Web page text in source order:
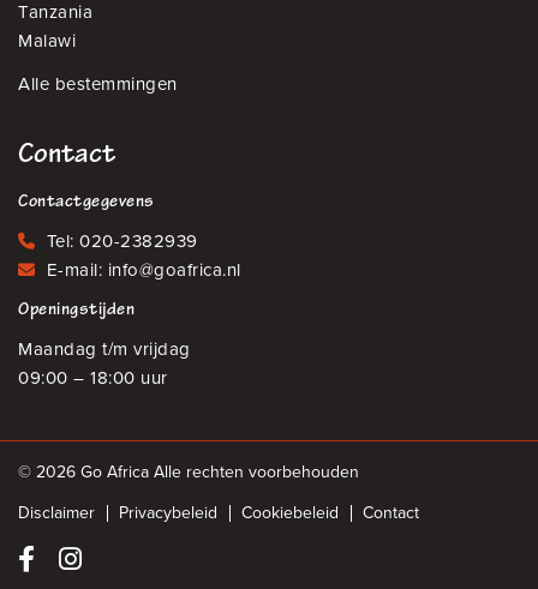
Tanzania
Malawi
Alle bestemmingen
Contact
Contactgegevens
Tel: 020-2382939
E-mail: info@goafrica.nl
Openingstijden
Maandag t/m vrijdag
09:00 – 18:00 uur
© 2026 Go Africa Alle rechten voorbehouden
Disclaimer
Privacybeleid Cookiebeleid Contact